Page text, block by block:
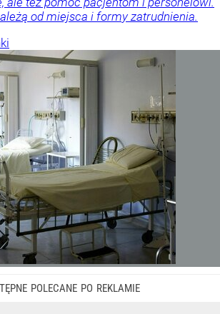
od miejsca i formy zatrudnienia.